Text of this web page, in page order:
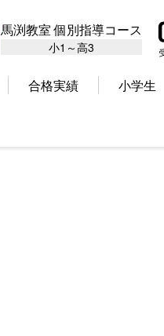
馬渕教室 個別指導コース
小1～高3
合格実績 小学生